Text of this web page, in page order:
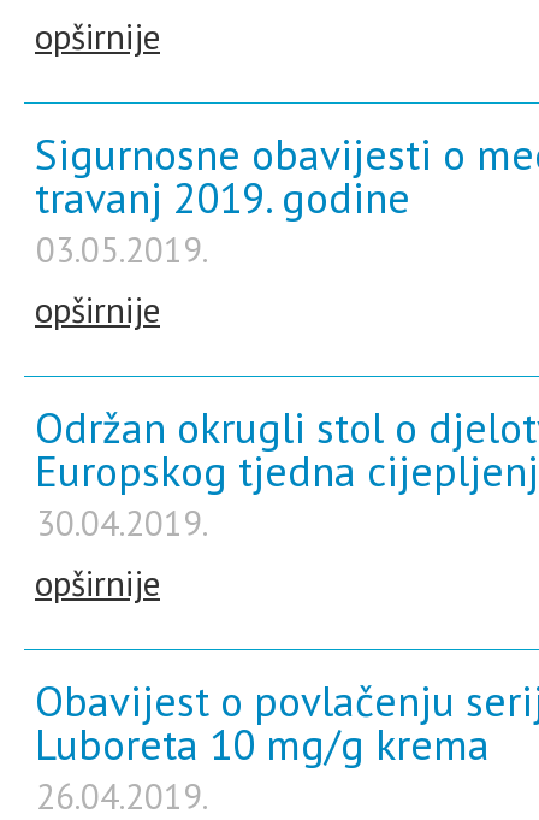
opširnije
Sigurnosne obavijesti o
travanj 2019. godine
03.05.2019.
opširnije
Održan okrugli stol o
Europskog tjedna
30.04.2019.
opširnije
Obavijest o povlačenju
Luboreta 10 mg/g krema
26.04.2019.